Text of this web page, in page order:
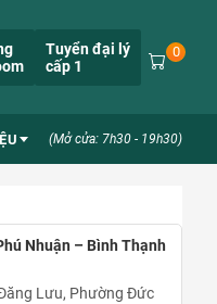
Tuyển đại lý
cấp 1
0
(Mở cửa: 7h30 - 19h30)
Nhuận – Bình Thạnh
Lưu, Phường Đức